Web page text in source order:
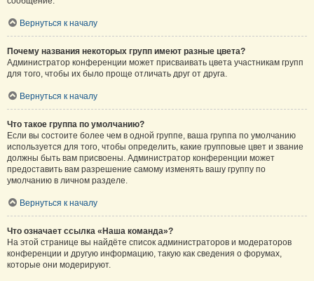
Вернуться к началу
Почему названия некоторых групп имеют разные цвета?
Администратор конференции может присваивать цвета участникам групп
для того, чтобы их было проще отличать друг от друга.
Вернуться к началу
Что такое группа по умолчанию?
Если вы состоите более чем в одной группе, ваша группа по умолчанию
используется для того, чтобы определить, какие групповые цвет и звание
должны быть вам присвоены. Администратор конференции может
предоставить вам разрешение самому изменять вашу группу по
умолчанию в личном разделе.
Вернуться к началу
Что означает ссылка «Наша команда»?
На этой странице вы найдёте список администраторов и модераторов
конференции и другую информацию, такую как сведения о форумах,
которые они модерируют.